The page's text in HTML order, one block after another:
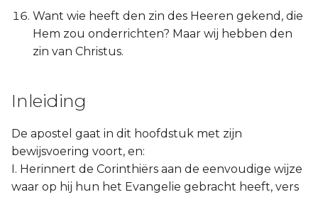
Jona
Nahum
Hábakuk
Zefánja
Want wie heeft den zin des Heeren gekend, die
Hem zou onderrichten? Maar wij hebben den
zin van Christus.
Inleiding
De apostel gaat in dit hoofdstuk met zijn
bewijsvoering voort, en:
I. Herinnert de Corinthiërs aan de eenvoudige wijze
waar op hij hun het Evangelie gebracht heeft, vers